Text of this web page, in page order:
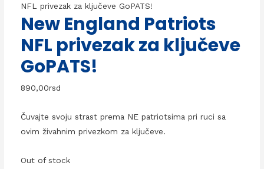
NFL privezak za ključeve GoPATS!
New England Patriots
NFL privezak za ključeve
GoPATS!
890,00rsd
Čuvajte svoju strast prema NE patriotsima pri ruci sa
ovim živahnim privezkom za ključeve.
Out of stock